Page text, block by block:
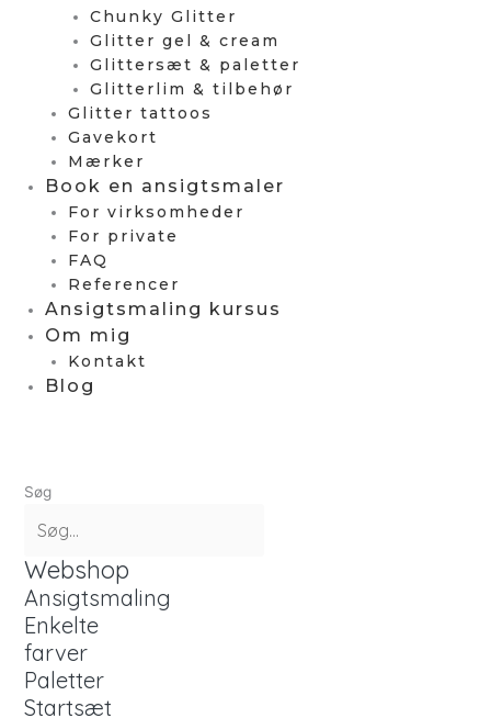
Chunky Glitter
Glitter gel & cream
Glittersæt & paletter
Glitterlim & tilbehør
Glitter tattoos
Gavekort
Mærker
Book en ansigtsmaler
For virksomheder
For private
FAQ
Referencer
Ansigtsmaling kursus
Om mig
Kontakt
Blog
Søg
Webshop
Ansigtsmaling
Enkelte
farver
Paletter
Startsæt